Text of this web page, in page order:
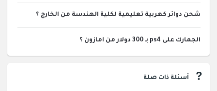
شحن دوائر كهربية تعليمية لكلية الهندسة من الخارج ؟
الجمارك على ps4 بـ 300 دولار من امازون ؟
أسئلة ذات صلة